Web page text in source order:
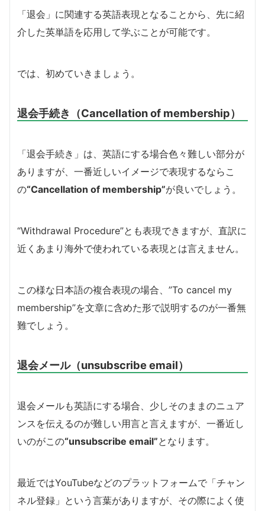
「退会」に関連する英語表現となることから、先に紹
介した英単語を応用して学ぶことが可能です。
では、初めていきましょう。
退会手続き（Cancellation of membership）
「退会手続き」は、英語にする場合色々難しい部分が
ありますが、一番近しいイメージで表現するならこ
の“Cancellation of membership”が良いでしょう。
“Withdrawal Procedure”とも表現できますが、直訳に
近くあまり海外で使われている表現とは言えません。
この様な日本語の複合表現の場合、”To cancel my
membership”を文章に含めた形で説明するのが一番無
難でしょう。
退会メール（unsubscribe email）
退会メールも英語にする場合、少しそのままのニュア
ンスを伝えるのが難しい用言と言えますが、一番近し
いのがこの“unsubscribe email”となります。
最近ではYouTubeなどのプラットフォームで「チャン
ネル登録」という言葉がありますが、その際によく使